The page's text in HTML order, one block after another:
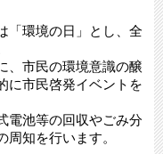
環境の日」とし、全
、市民の環境意識の醸
に市民啓発イベントを
電池等の回収やごみ分
知を行います。